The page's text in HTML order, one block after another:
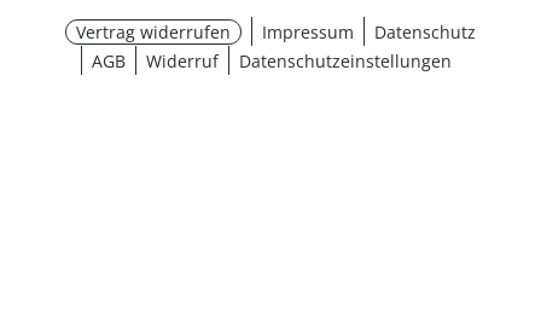
Vertrag widerrufen Impressum
Datenschutz
AGB
Widerruf Datenschutzeinstellungen